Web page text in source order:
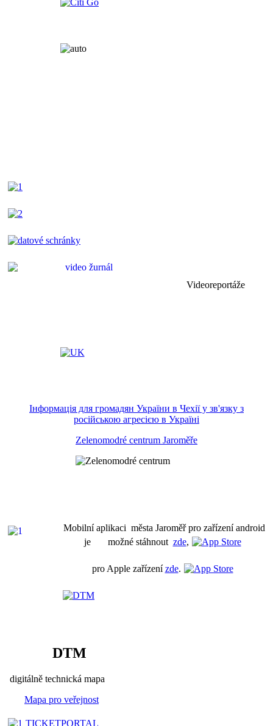
Videoreportáže
Інформація для громадян України в Чехії у зв'язку з
російською агресією в Україні
Zelenomodré centrum Jaroměře
Mobilní aplikaci města Jaroměř pro zařízení android
je možné stáhnout zde,
pro Apple zařízenízde.
DTM
digitálně technická mapa
Mapa pro veřejnost
TICKETPORTAL